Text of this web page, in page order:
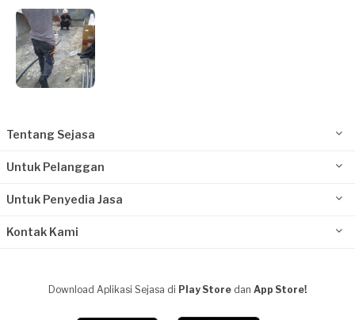
Tentang Sejasa
Untuk Pelanggan
Untuk Penyedia Jasa
Kontak Kami
Download Aplikasi Sejasa di Play Store dan App Store!